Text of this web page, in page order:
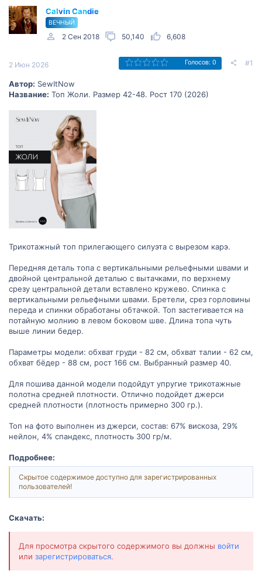
Calvin Candie
ВЕЧНЫЙ
2 Сен 2018 50,140 6,608
2 Июн 2026 Голосов: 0 #1
Автор: SewItNow
Название: Топ Жоли. Размер 42-48. Рост 170 (2026)
Трикотажный топ прилегающего силуэта с вырезом карэ.
Передняя деталь топа с вертикальными рельефными швами и
двойной центральной деталью с вытачками, по верхнему
срезу центральной детали вставлено кружево. Спинка с
вертикальными рельефными швами. Бретели, срез горловины
переда и спинки обработаны обтачкой. Топ застегивается на
потайную молнию в левом боковом шве. Длина топа чуть
выше линии бедер.
Параметры модели: обхват груди - 82 см, обхват талии - 62 см,
обхват бёдер - 88 см, рост 166 см. Выбранный размер 40.
Для пошива данной модели подойдут упругие трикотажные
полотна средней плотности. Отлично подойдет джерси
средней плотности (плотность примерно 300 гр.).
Топ на фото выполнен из джерси, состав: 67% вискоза, 29%
нейлон, 4% спандекс, плотность 300 гр/м.
Подробнее:
Скрытое содержимое доступно для зарегистрированных
пользователей!
Скачать:
Для просмотра скрытого содержимого вы должны войти
или зарегистрироваться.